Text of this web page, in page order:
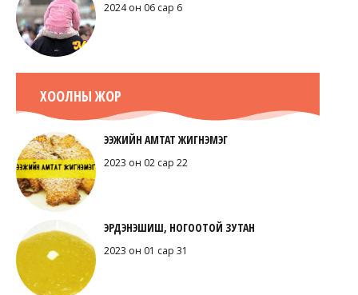
2024 он 06 сар 6
ХООЛНЫ ЖОР
ЭЭЖИЙН АМТАТ ЖИГНЭМЭГ
2023 он 02 сар 22
ЭРДЭНЭШИШ, НОГООТОЙ ЗУТАН
2023 он 01 сар 31